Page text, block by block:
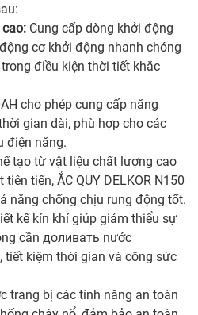
Cung cấp dòng khởi động
cơ khởi động nhanh chóng
điều kiện thời tiết khắc
cho phép cung cấp năng
gian dài, phù hợp cho các
điện năng.
tạo từ vật liệu chất lượng cao
tiến, ẮC QUY DELKOR N150
năng chống chịu rung động tốt.
kế kín khí giúp giảm thiểu sự
cần доливать nước
tiết kiệm thời gian và công sức
trang bị các tính năng an toàn